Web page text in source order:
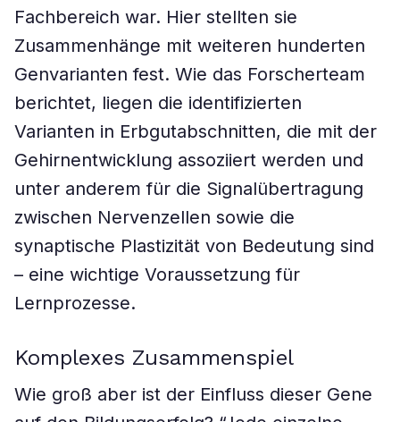
Fachbereich war. Hier stellten sie
Zusammenhänge mit weiteren hunderten
Genvarianten fest. Wie das Forscherteam
berichtet, liegen die identifizierten
Varianten in Erbgutabschnitten, die mit der
Gehirnentwicklung assoziiert werden und
unter anderem für die Signalübertragung
zwischen Nervenzellen sowie die
synaptische Plastizität von Bedeutung sind
– eine wichtige Voraussetzung für
Lernprozesse.
Komplexes Zusammenspiel
Wie groß aber ist der Einfluss dieser Gene